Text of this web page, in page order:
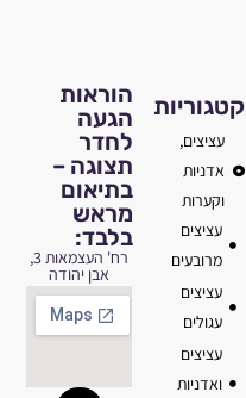
הוראות
הגעה
לחדר
תצוגה –
בתיאום
מראש
בלבד:
רח' העצמאות 3,
אבן יהודה
קטגוריות
עציצים,
אדניות
וקערות
עציצים
מרובעים
עציצים
עגולים
עציצים
ואדניות